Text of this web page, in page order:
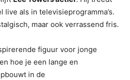
live als in televisieprogramma’s.
maar ook verrassend fris.
figuur voor jonge
hoe je een lange en
in de